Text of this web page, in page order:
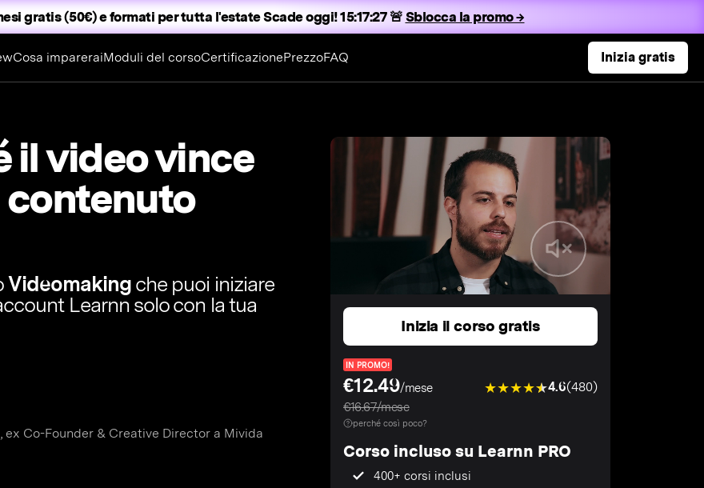
gratis (50€) e formati per tutta l'estateScade oggi! 15:17:26 🚨 Sblocca la promo →
Cosa impareraiModuli del corsoCertificazionePrezzoFAQ Inizia gratis
il video vince
Videomakingche puoi iniziare
Learnn solo con la tua
ex Co-Founder & Creative Director a Mivida
Inizia il corso gratis
IN PROMO!
€12.49/mese
€16.67/mese
4.6(480)
perché così poco?
Corso incluso su Learnn PRO
400+ corsi inclusi